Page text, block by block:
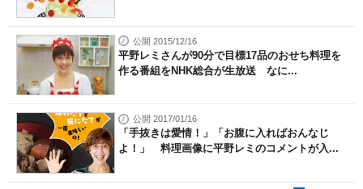
公開 2015/12/16
平野レミさんが90分で目標17品のおせち料理を
作る番組をNHK総合が生放送 なに...
公開 2017/01/16
「手抜きは愛情！」「お腹に入ればおんなじ
よ！」 料理画像に平野レミのコメントが入...